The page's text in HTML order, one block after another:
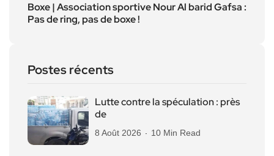
Boxe | Association sportive Nour Al barid Gafsa :
Pas de ring, pas de boxe !
Postes récents
Lutte contre la spéculation : près
de
8 Août 2026 10 Min Read